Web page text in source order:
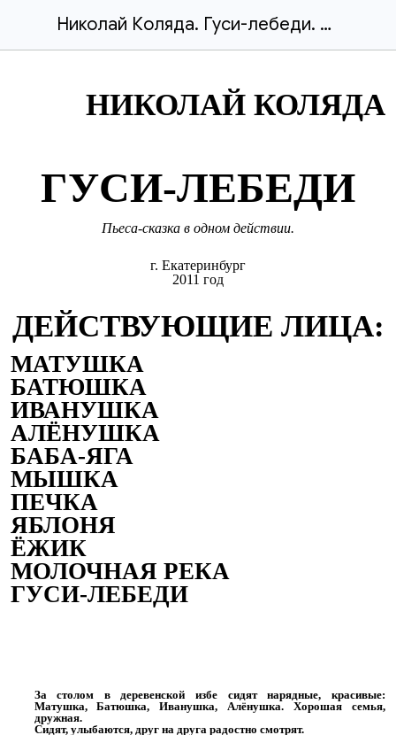
Николай Коляда. Гуси-лебеди. Пьеса сказка в одном действии..doc
НИКОЛАЙ КОЛЯДА
ГУСИ-ЛЕБЕДИ
Пьеса-сказка в одном действии.
г. Екатеринбург
2011 год
ДЕЙСТВУЮЩИЕ ЛИЦА:
МАТУШКА
БАТЮШКА
ИВАНУШКА
АЛЁНУШКА
БАБА-ЯГА
МЫШКА
ПЕЧКА
ЯБЛОНЯ
ЁЖИК
МОЛОЧНАЯ РЕКА
ГУСИ-ЛЕБЕДИ
За столом в деревенской избе сидят нарядные, красивые:
Матушка, Батюшка, Иванушка, Алёнушка. Хорошая семья,
дружная.
Сидят, улыбаются, друг на друга радостно смотрят.